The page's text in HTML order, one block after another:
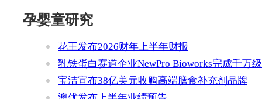
孕婴童研究
花王发布2026财年上半年财报
乳铁蛋白赛道企业NewPro Bioworks完成千万级
融资
宝洁宣布38亿美元收购高端膳食补充剂品牌
Thorne